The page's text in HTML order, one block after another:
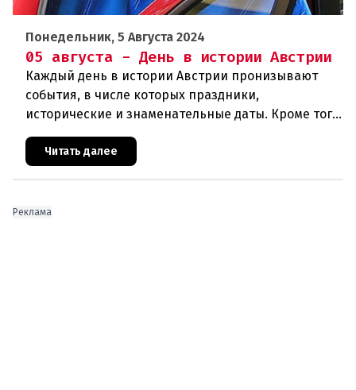
Понедельник, 5 Августа 2024
05 августа - День в истории Австрии
Каждый день в истории Австрии пронизывают
события, в числе которых праздники,
исторические и знаменательные даты. Кроме того
дни рождения различных деятелей страны, а
также дни их смерти. Что же произ
Читать далее
Реклама